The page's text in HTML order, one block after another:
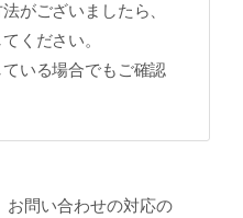
がございましたら、
ください。
いる場合でもご確認
お問い合わせの対応の